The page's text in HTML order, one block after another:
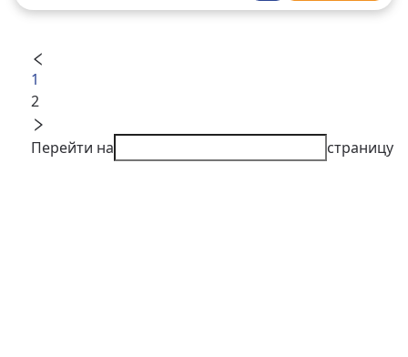
1
2
Перейти на страницу